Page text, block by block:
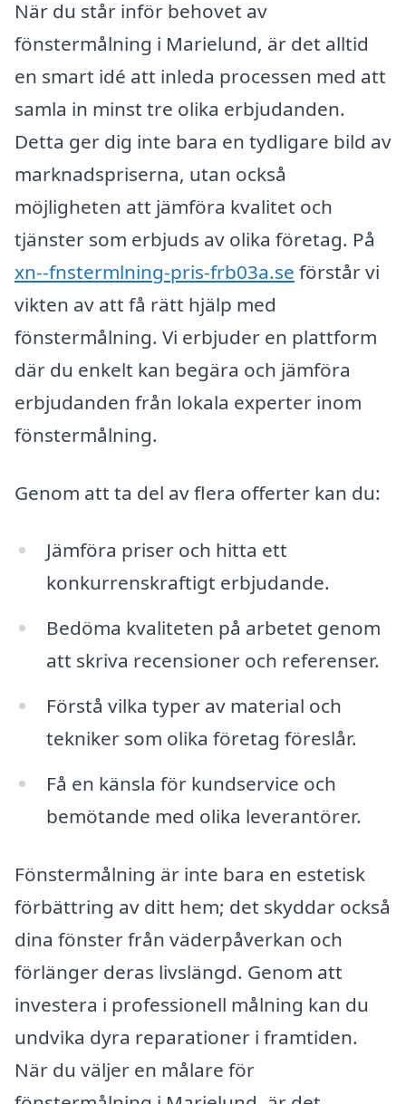
När du står inför behovet av
fönstermålning i Marielund, är det alltid
en smart idé att inleda processen med att
samla in minst tre olika erbjudanden.
Detta ger dig inte bara en tydligare bild av
marknadspriserna, utan också
möjligheten att jämföra kvalitet och
tjänster som erbjuds av olika företag. På
xn--fnstermlning-pris-frb03a.se förstår vi
vikten av att få rätt hjälp med
fönstermålning. Vi erbjuder en plattform
där du enkelt kan begära och jämföra
erbjudanden från lokala experter inom
fönstermålning.
Genom att ta del av flera offerter kan du:
Jämföra priser och hitta ett
konkurrenskraftigt erbjudande.
Bedöma kvaliteten på arbetet genom
att skriva recensioner och referenser.
Förstå vilka typer av material och
tekniker som olika företag föreslår.
Få en känsla för kundservice och
bemötande med olika leverantörer.
Fönstermålning är inte bara en estetisk
förbättring av ditt hem; det skyddar också
dina fönster från väderpåverkan och
förlänger deras livslängd. Genom att
investera i professionell målning kan du
undvika dyra reparationer i framtiden.
När du väljer en målare för